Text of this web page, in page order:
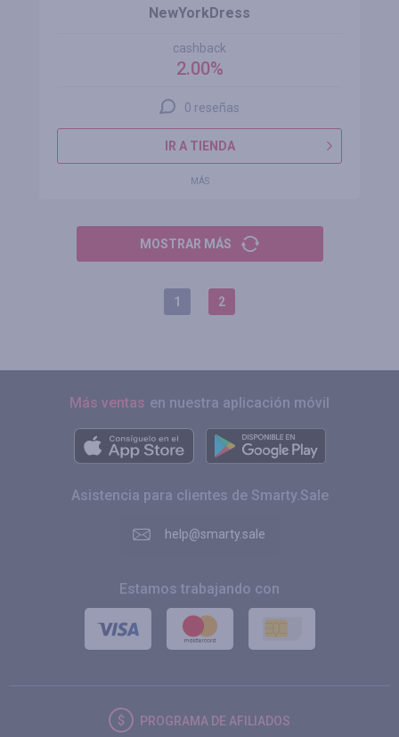
NewYorkDress
cashback
2.00%
0 reseñas
IR A TIENDA
MÁS
MOSTRAR MÁS
1 2
Más ventas en nuestra aplicación móvil
Asistencia para clientes de Smarty.Sale
help@smarty.sale
Estamos trabajando con
PROGRAMA DE AFILIADOS